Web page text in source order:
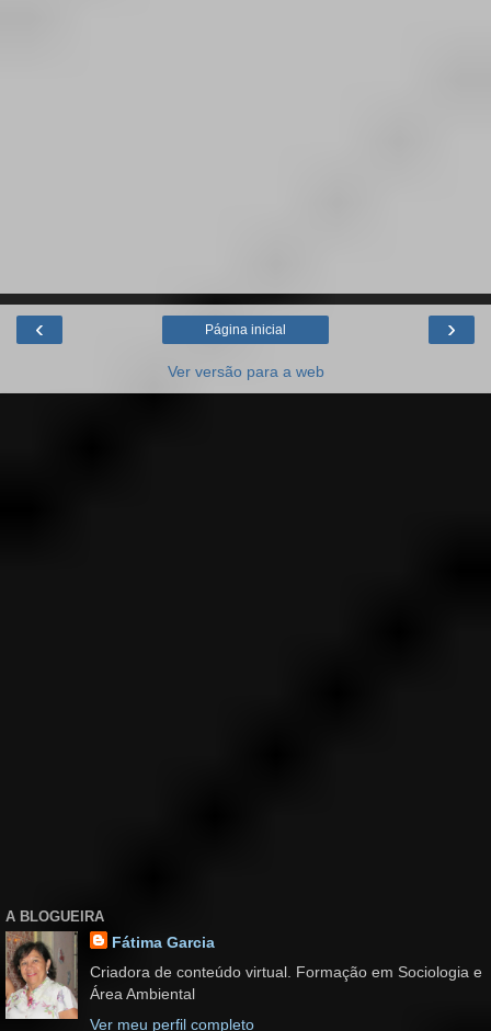
‹ ›
Página inicial
Ver versão para a web
A BLOGUEIRA
Fátima Garcia
Criadora de conteúdo virtual. Formação em Sociologia e
Área Ambiental
Ver meu perfil completo